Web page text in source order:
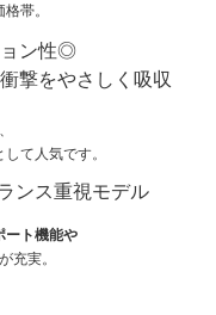
帯。
ョン性◎
撃をやさしく吸収
て人気です。
ンス重視モデル
ート機能や
が充実。